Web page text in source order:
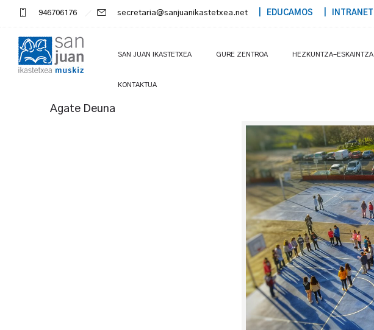
946706176 secretaria@sanjuanikastetxea.net | EDUCAMOS | INTRANET
SAN JUAN IKASTETXEA GURE ZENTROA HEZKUNTZA-ESKAINTZA
KONTAKTUA
Agate Deuna